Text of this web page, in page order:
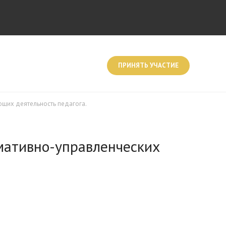
ПРИНЯТЬ УЧАСТИЕ
деятельность педагога.
управленческих